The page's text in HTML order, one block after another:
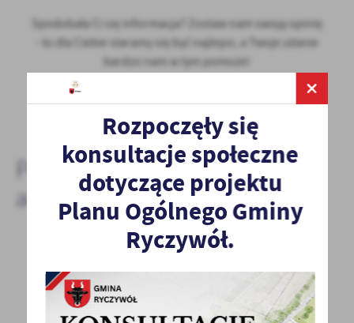
Spodobała Ci się informacja? Zostaw nam swoją opinię
- to dla Ciebie staramy się być najlepsi, a Twoje zdanie
bardzo nam w tym pomoże!
DODAJ KOMENTARZ
Pozostałe
aktualności
DOFINANSOWANIE NA REALIZACJĘ PROJEKTU
„SALA POD LIPĄ”
Rozpoczęły się
konsultacje społeczne
dotyczące projektu
Planu Ogólnego Gminy
Ryczywół.